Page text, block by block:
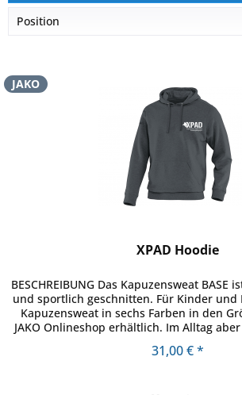
JAKO
XPAD Hoodie
BESCHREIBUNG Das Kapuzensweat BASE
und sportlich geschnitten. Für Kinder und
Kapuzensweat in sechs Farben in den
JAKO Onlineshop erhältlich. Im Alltag
31,00 € *